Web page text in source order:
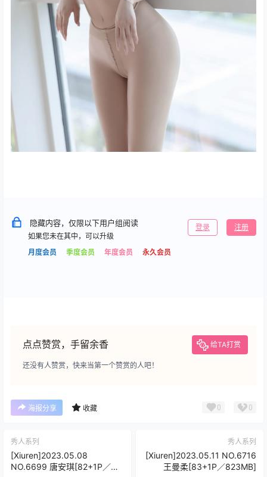
隐藏内容，仅限以下用户组阅读
如果您未在其中，可以升级
月度会员
季度会员 年度会员 永久会员
登录 注册
点点赞赏，手留余香 给TA打赏
还没有人赞赏，快来当第一个赞赏的人吧！
海报分享 收藏 0 0
秀人系列
[Xiuren]2023.05.08
NO.6699 唐安琪[82+1P／
秀人系列
[Xiuren]2023.05.11 NO.6716
王曼柔[83+1P／823MB]